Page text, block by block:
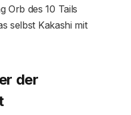
Orb des 10 Tails
selbst Kakashi mit
der